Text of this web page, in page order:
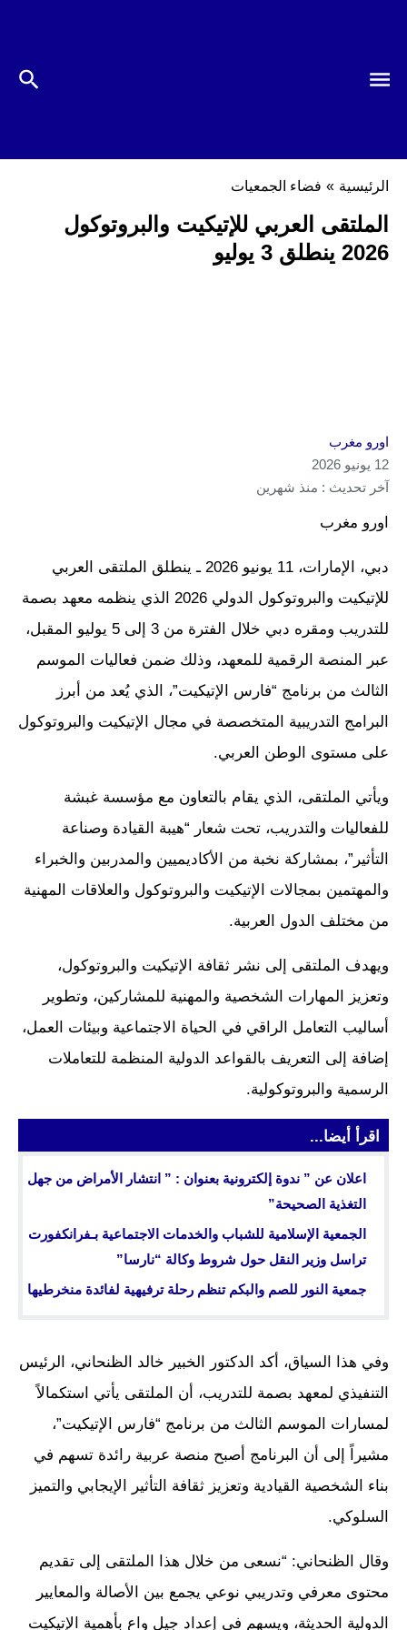
الرئيسية » فضاء الجمعيات
الملتقى العربي للإتيكيت والبروتوكول
2026 ينطلق 3 يوليو
اورو مغرب
12 يونيو 2026
آخر تحديث : منذ شهرين
اورو مغرب
دبي، الإمارات، 11 يونيو 2026 ـ ينطلق الملتقى العربي
للإتيكيت والبروتوكول الدولي 2026 الذي ينظمه معهد بصمة
للتدريب ومقره دبي خلال الفترة من 3 إلى 5 يوليو المقبل،
عبر المنصة الرقمية للمعهد، وذلك ضمن فعاليات الموسم
الثالث من برنامج “فارس الإتيكيت”، الذي يُعد من أبرز
البرامج التدريبية المتخصصة في مجال الإتيكيت والبروتوكول
على مستوى الوطن العربي.
ويأتي الملتقى، الذي يقام بالتعاون مع مؤسسة غبشة
للفعاليات والتدريب، تحت شعار “هيبة القيادة وصناعة
التأثير”، بمشاركة نخبة من الأكاديميين والمدربين والخبراء
والمهتمين بمجالات الإتيكيت والبروتوكول والعلاقات المهنية
من مختلف الدول العربية.
ويهدف الملتقى إلى نشر ثقافة الإتيكيت والبروتوكول،
وتعزيز المهارات الشخصية والمهنية للمشاركين، وتطوير
أساليب التعامل الراقي في الحياة الاجتماعية وبيئات العمل،
إضافة إلى التعريف بالقواعد الدولية المنظمة للتعاملات
الرسمية والبروتوكولية.
اقرأ أيضا...
اعلان عن ” ندوة إلكترونية بعنوان : ” انتشار الأمراض من جهل
التغذية الصحيحة”
الجمعية الإسلامية للشباب والخدمات الاجتماعية بـفرانكفورت
تراسل وزير النقل حول شروط وكالة “نارسا”
جمعية النور للصم والبكم تنظم رحلة ترفيهية لفائدة منخرطيها
وفي هذا السياق، أكد الدكتور الخبير خالد الظنحاني، الرئيس
التنفيذي لمعهد بصمة للتدريب، أن الملتقى يأتي استكمالاً
لمسارات الموسم الثالث من برنامج “فارس الإتيكيت”،
مشيراً إلى أن البرنامج أصبح منصة عربية رائدة تسهم في
بناء الشخصية القيادية وتعزيز ثقافة التأثير الإيجابي والتميز
السلوكي.
وقال الظنحاني: “نسعى من خلال هذا الملتقى إلى تقديم
محتوى معرفي وتدريبي نوعي يجمع بين الأصالة والمعايير
الدولية الحديثة، ويسهم في إعداد جيل واعٍ بأهمية الإتيكيت